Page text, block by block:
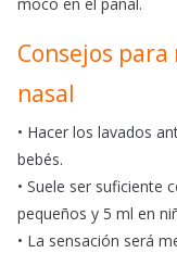
Consejos
nasal
• Hacer los lavados
bebés.
• Suele ser suficiente
pequeños y 5 ml en
• La sensación será